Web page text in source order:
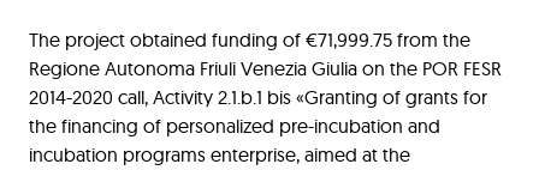
The project obtained funding of €71,999.75 from the
Regione Autonoma Friuli Venezia Giulia on the POR FESR
2014-2020 call, Activity 2.1.b.1 bis «Granting of grants for
the financing of personalized pre-incubation and
incubation programs enterprise, aimed at the